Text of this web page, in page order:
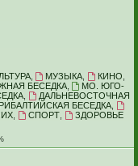
, МУЗЫКА КИНО
БЕСЕДКА,
МО. ЮГО-
,
ДАЛЬНЕВОСТОЧНАЯ
БЕСЕДКА,
, СПОРТ,
ЗДОРОВЬЕ